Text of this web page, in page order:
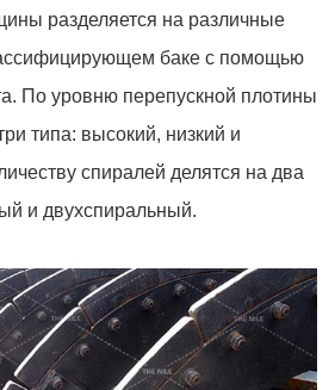
разделяется на различные
баке с помощью
По уровню перепускной плотины
типа: высокий, низкий и
спиралей делятся на два
и двухспиральный.